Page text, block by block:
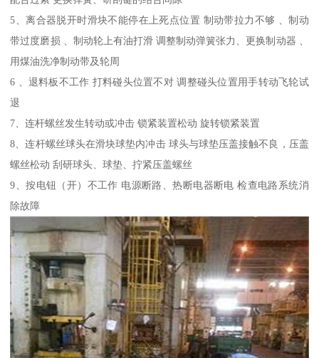
5、离合器脱开时滑块不能停在上死点位置 制动带拉力不够 、制动
带过度磨损 、制动轮上有油打滑 调整制动弹簧张力、更换制动器 、
用煤油洗净制动带及轮周
6 、退料板不工作 打料碰头位置不对 调整碰头位置用手转动飞轮试
退
7、连杆螺丝发生转动或冲击 锁紧装置松动 旋转锁紧装置
8、连杆螺丝球头在滑块球垫内冲击 球头与球垫压盖接触不良，压盖
螺丝松动 刮研球头、球垫、拧紧压盖螺丝
9、按电钮（开）不工作 电源断路、热断电器断电 检查电路系统消
除故障